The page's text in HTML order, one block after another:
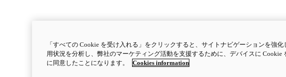
「すべての Cookie を受け入れる」をクリックすると、サイトナビゲーションを強化
用状況を分析し、弊社のマーケティング活動を支援するために、デバイスに Cookie
に同意したことになります。
Cookies information